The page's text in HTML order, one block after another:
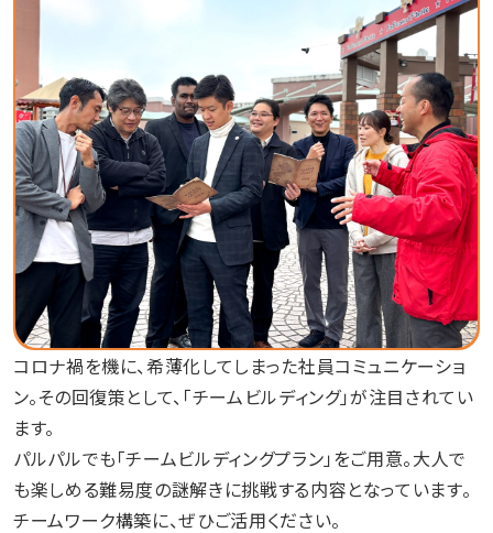
コロナ禍を機に、希薄化してしまった社員コミュニケーショ
ン。その回復策として、「チームビルディング」が注目されてい
ます。
パルパルでも「チームビルディングプラン」をご用意。大人で
も楽しめる難易度の謎解きに挑戦する内容となっています。
チームワーク構築に、ぜひご活用ください。